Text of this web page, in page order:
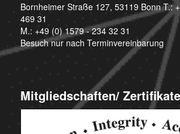
Bornheimer Straße 127, 53119 Bonn T.:
469 31
M.: +49 (0) 1579 - 234 32 31
Besuch nur nach Terminvereinbarung
Mitgliedschaften/ Zertifikate